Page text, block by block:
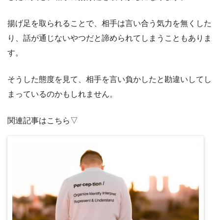
揚げ足を取られることで、相手は言い合う気力を無くした
り、話が通じないやつだと諦められてしまうこともありま
す。
そうした態度を見て、相手を言い負かしたと勘違いしてし
まっているのかもしれません。
関連記事はこちら▽